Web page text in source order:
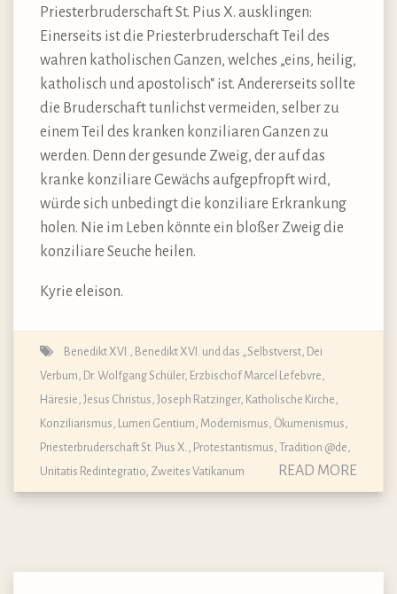
Priesterbruderschaft St. Pius X. ausklingen:
Einerseits ist die Priesterbruderschaft Teil des
wahren katholischen Ganzen, welches „eins, heilig,
katholisch und apostolisch“ ist. Andererseits sollte
die Bruderschaft tunlichst vermeiden, selber zu
einem Teil des kranken konziliaren Ganzen zu
werden. Denn der gesunde Zweig, der auf das
kranke konziliare Gewächs aufgepfropft wird,
würde sich unbedingt die konziliare Erkrankung
holen. Nie im Leben könnte ein bloßer Zweig die
konziliare Seuche heilen.
Kyrie eleison.
Benedikt XVI. Benedikt XVI. und das „Selbstverst Dei
Verbum Dr. Wolfgang Schüler, Erzbischof Marcel Lefebvre
Häresie Jesus Christus Joseph Ratzinger, Katholische Kirche
Konziliarismus Lumen Gentium Modernismus Ökumenismus
Priesterbruderschaft St. Pius X.
Protestantismus Tradition @de
Unitatis Redintegratio Zweites Vatikanum READ MORE